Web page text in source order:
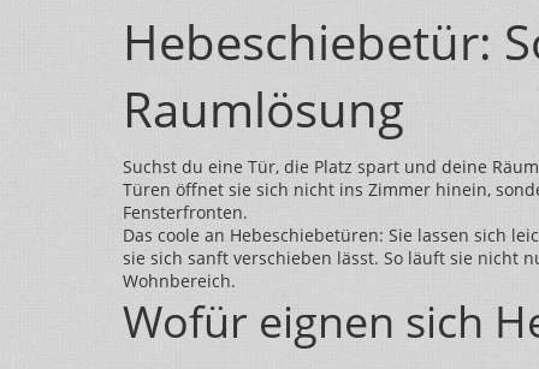
Hebeschiebetür:
Raumlösung
Suchst du eine Tür, die Platz spart und deine
Türen öffnet sie sich nicht ins Zimmer hinein,
Fensterfronten.
Das coole an Hebeschiebetüren: Sie lassen sich
sie sich sanft verschieben lässt. So läuft sie nicht
Wohnbereich.
Wofür eignen sich